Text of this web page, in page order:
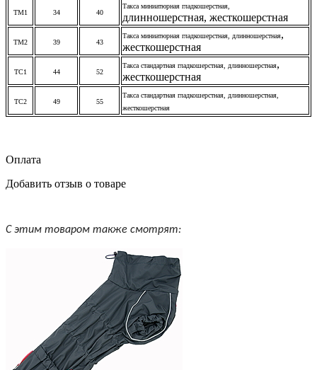
ТМ1 34 40
Такса миниатюрная гладкошерстная,
длинношерстная, жесткошерстная
ТМ2 39 43
Такса миниатюрная гладкошерстная, длинношерстная,
жесткошерстная
ТС1 44 52
Такса стандартная гладкошерстная, длинношерстная,
жесткошерстная
ТС2 49 55
Такса стандартная гладкошерстная, длинношерстная
жесткошерстная
Оплата
Добавить отзыв о товаре
С этим товаром также смотрят: